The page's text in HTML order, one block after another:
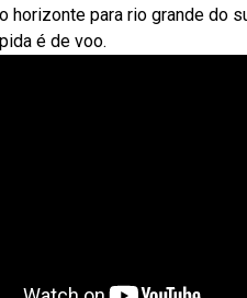
horizonte para rio grande do
é de voo.